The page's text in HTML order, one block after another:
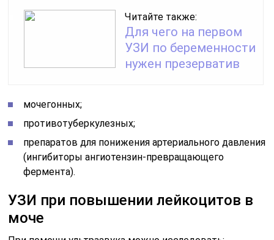
Читайте также:
Для чего на первом
УЗИ по беременности
нужен презерватив
мочегонных;
противотуберкулезных;
препаратов для понижения артериального давления
(ингибиторы ангиотензин-превращающего
фермента).
УЗИ при повышении лейкоцитов в
моче